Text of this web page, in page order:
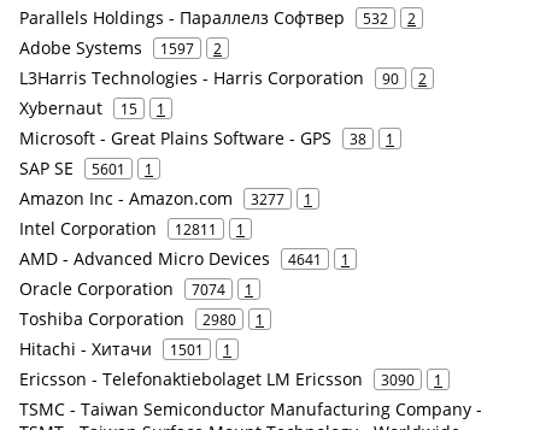
Parallels Holdings - Параллелз Софтвер 532 2
Adobe Systems 1597 2
L3Harris Technologies - Harris Corporation 90 2
Xybernaut 15 1
Microsoft - Great Plains Software - GPS 38 1
SAP SE 5601 1
Amazon Inc - Amazon.com 3277 1
Intel Corporation 12811 1
AMD - Advanced Micro Devices 4641 1
Oracle Corporation 7074 1
Toshiba Corporation 2980 1
Hitachi - Хитачи 1501 1
Ericsson - Telefonaktiebolaget LM Ericsson 3090 1
TSMC - Taiwan Semiconductor Manufacturing Company -